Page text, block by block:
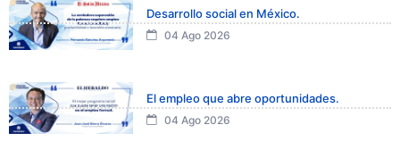
Desarrollo social en México.
04 Ago 2026
El empleo que abre oportunidades.
04 Ago 2026